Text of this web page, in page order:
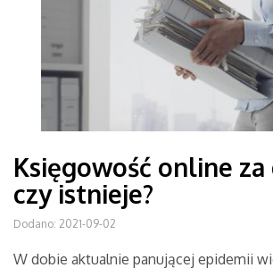
Księgowość online za
czy istnieje?
Dodano: 2021-09-02
W dobie aktualnie panującej epidemii